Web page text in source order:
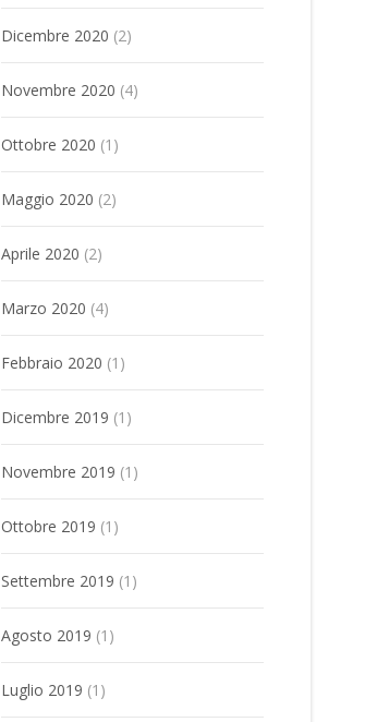
Dicembre 2020 (2)
Novembre 2020 (4)
Ottobre 2020 (1)
Maggio 2020 (2)
Aprile 2020 (2)
Marzo 2020 (4)
Febbraio 2020 (1)
Dicembre 2019 (1)
Novembre 2019 (1)
Ottobre 2019 (1)
Settembre 2019 (1)
Agosto 2019 (1)
Luglio 2019 (1)